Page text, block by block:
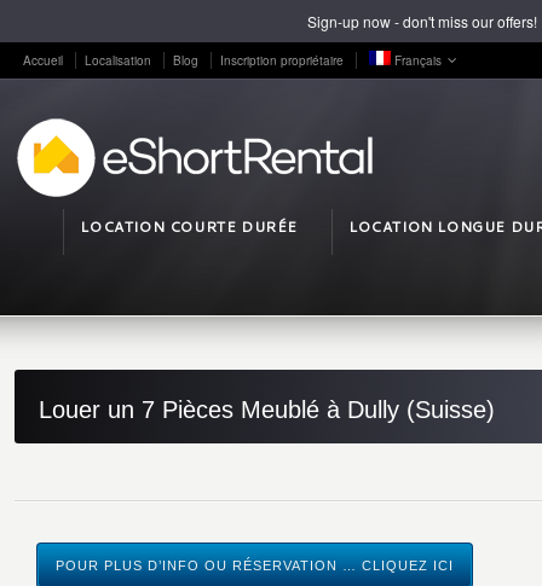
Accueil Localisation Blog Inscription propriétaire Français
LOCATION COURTE DURÉE LOCATION LONGUE
Louer un 7 Pièces Meublé à Dully (Suisse)
POUR PLUS D’INFO OU RÉSERVATION … CLIQUEZ ICI
Sign-up now - don't miss our offers!